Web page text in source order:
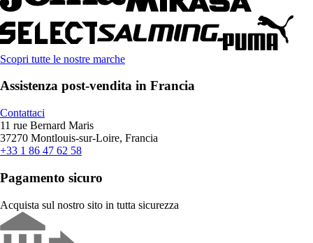
Scopri tutte le nostre marche
Assistenza post-vendita in Francia
Contattaci
11 rue Bernard Maris
37270 Montlouis-sur-Loire, Francia
+33 1 86 47 62 58
Pagamento sicuro
Acquista sul nostro sito in tutta sicurezza